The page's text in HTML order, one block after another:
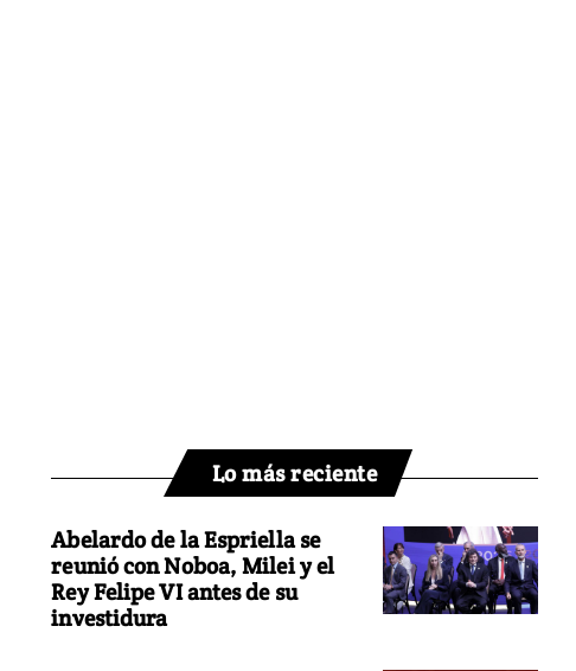
Lo más reciente
Abelardo de la Espriella se
reunió con Noboa, Milei y el
Rey Felipe VI antes de su
investidura